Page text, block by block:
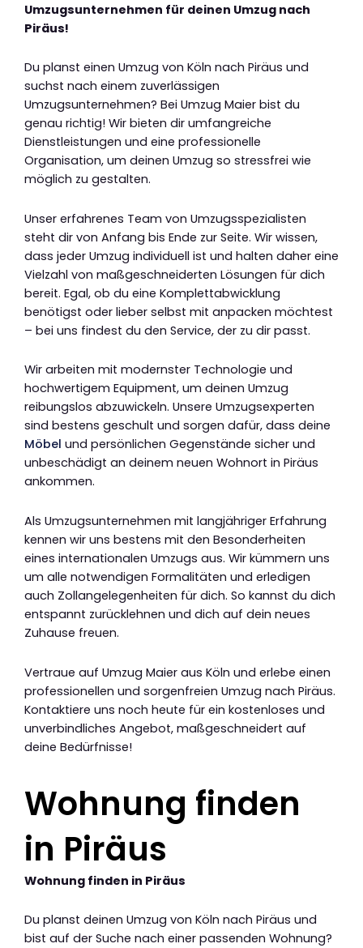
Umzugsunternehmen für deinen Umzug nach
Piräus!
Du planst einen Umzug von Köln nach Piräus und
suchst nach einem zuverlässigen
Umzugsunternehmen? Bei Umzug Maier bist du
genau richtig! Wir bieten dir umfangreiche
Dienstleistungen und eine professionelle
Organisation, um deinen Umzug so stressfrei wie
möglich zu gestalten.
Unser erfahrenes Team von Umzugsspezialisten
steht dir von Anfang bis Ende zur Seite. Wir wissen,
dass jeder Umzug individuell ist und halten daher eine
Vielzahl von maßgeschneiderten Lösungen für dich
bereit. Egal, ob du eine Komplettabwicklung
benötigst oder lieber selbst mit anpacken möchtest
– bei uns findest du den Service, der zu dir passt.
Wir arbeiten mit modernster Technologie und
hochwertigem Equipment, um deinen Umzug
reibungslos abzuwickeln. Unsere Umzugsexperten
sind bestens geschult und sorgen dafür, dass deine
Möbel und persönlichen Gegenstände sicher und
unbeschädigt an deinem neuen Wohnort in Piräus
ankommen.
Als Umzugsunternehmen mit langjähriger Erfahrung
kennen wir uns bestens mit den Besonderheiten
eines internationalen Umzugs aus. Wir kümmern uns
um alle notwendigen Formalitäten und erledigen
auch Zollangelegenheiten für dich. So kannst du dich
entspannt zurücklehnen und dich auf dein neues
Zuhause freuen.
Vertraue auf Umzug Maier aus Köln und erlebe einen
professionellen und sorgenfreien Umzug nach Piräus.
Kontaktiere uns noch heute für ein kostenloses und
unverbindliches Angebot, maßgeschneidert auf
deine Bedürfnisse!
Wohnung finden
in Piräus
Wohnung finden in Piräus
Du planst deinen Umzug von Köln nach Piräus und
bist auf der Suche nach einer passenden Wohnung?